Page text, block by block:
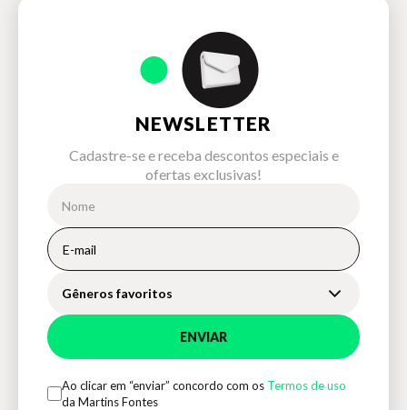
NEWSLETTER
Cadastre-se e receba descontos especiais e
ofertas exclusivas!
Gêneros favoritos
ENVIAR
Ao clicar em “enviar” concordo com os Termos de uso
da Martins Fontes